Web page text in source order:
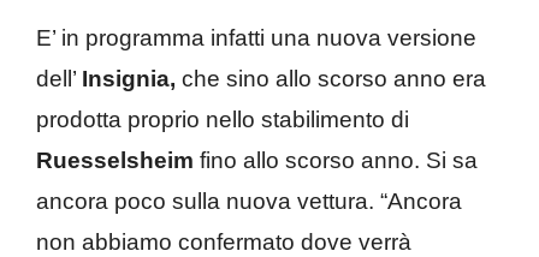
E’ in programma infatti una nuova versione
dell’ Insignia, che sino allo scorso anno era
prodotta proprio nello stabilimento di
Ruesselsheim fino allo scorso anno. Si sa
ancora poco sulla nuova vettura. “Ancora
non abbiamo confermato dove verrà